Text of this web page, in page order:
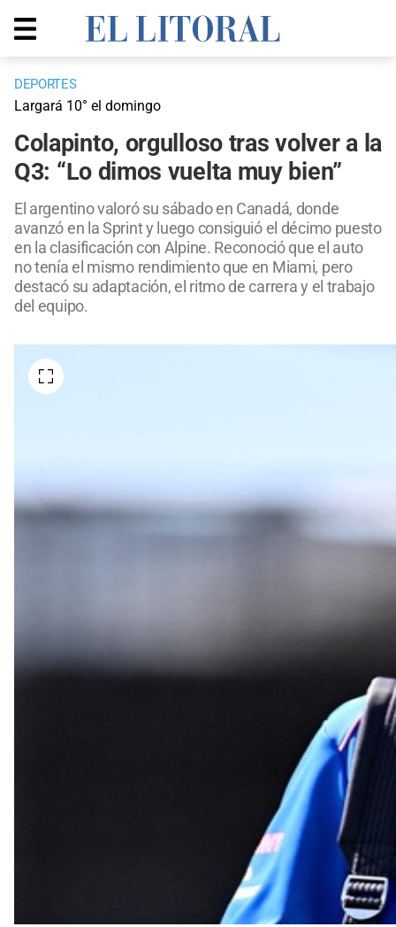
DEPORTES
Largará 10° el domingo
Colapinto, orgulloso tras volver a la
Q3: “Lo dimos vuelta muy bien”
El argentino valoró su sábado en Canadá, donde
avanzó en la Sprint y luego consiguió el décimo puesto
en la clasificación con Alpine. Reconoció que el auto
no tenía el mismo rendimiento que en Miami, pero
destacó su adaptación, el ritmo de carrera y el trabajo
del equipo.